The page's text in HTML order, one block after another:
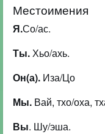
Местоимения
Я.Со/ас.
Ты.Хьо/ахь.
Он(а). Иза/Цо
Мы. Вай, тхо/оха,
Вы. Шу/эша.